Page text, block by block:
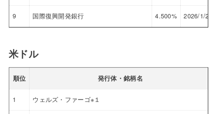
9 国際復興開発銀行 4.500% 2026/1/22
米ドル
順位 発行体・銘柄名
1 ウェルズ・ファーゴ※１